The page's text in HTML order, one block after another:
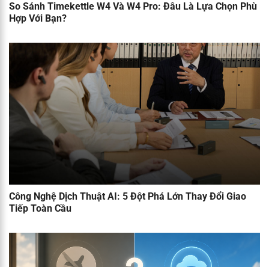
So Sánh Timekettle W4 Và W4 Pro: Đâu Là Lựa Chọn Phù
Hợp Với Bạn?
Công Nghệ Dịch Thuật AI: 5 Đột Phá Lớn Thay Đổi Giao
Tiếp Toàn Cầu